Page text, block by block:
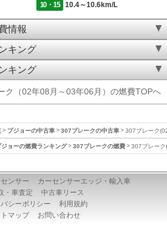
10・15 10.4～10.6km/L
情報
キング
キング
ク（02年08月～03年06月）の燃費TOPへ
プジョーの中古車 307ブレークの中古車 307ブレーク
ジョーの燃費ランキング 307ブレークの燃費 307ブレー
ンサー
カーセンサーエッジ・輸入車
・車査定
中古車リース
シーポリシー
利用規約
マップ
お問い合わせ